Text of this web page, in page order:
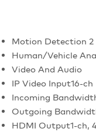
Motion Detection
Human/Vehicle
Video And Audio
IP Video Input16-ch
Incoming
Outgoing
HDMI Output1-ch,